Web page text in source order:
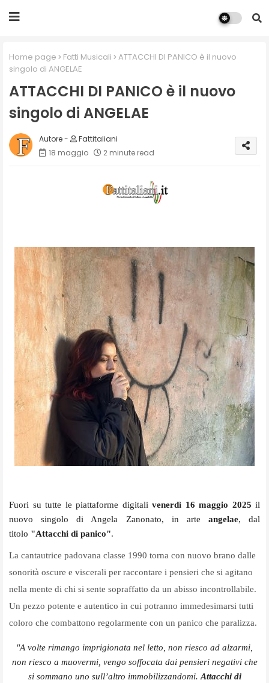
Home page Fatti Musicali
ATTACCHI DI PANICO è il nuovo
singolo di ANGELAE
ATTACCHI DI PANICO è il nuovo
singolo di ANGELAE
Fattitaliani
18 maggio
2 minute read
Fuori su tutte le piattaforme digitali venerdì 16 maggio 2025 il
nuovo singolo di Angela Zanonato, in arte angelae, dal
titolo "Attacchi di panico".
La cantautrice padovana classe 1990 torna con nuovo brano dalle
sonorità oscure e viscerali per raccontare i pensieri che si agitano
nella mente di chi si sente sopraffatto da un abisso incontrollabile.
Un pezzo potente e autentico in cui potranno immedesimarsi tutti
coloro che combattono regolarmente con un panico che paralizza.
"A volte rimango imprigionata nel letto, non riesco ad alzarmi,
non riesco a muovermi, vengo soffocata dai pensieri negativi che
si sommano uno sull’altro immobilizzandomi. Attacchi di